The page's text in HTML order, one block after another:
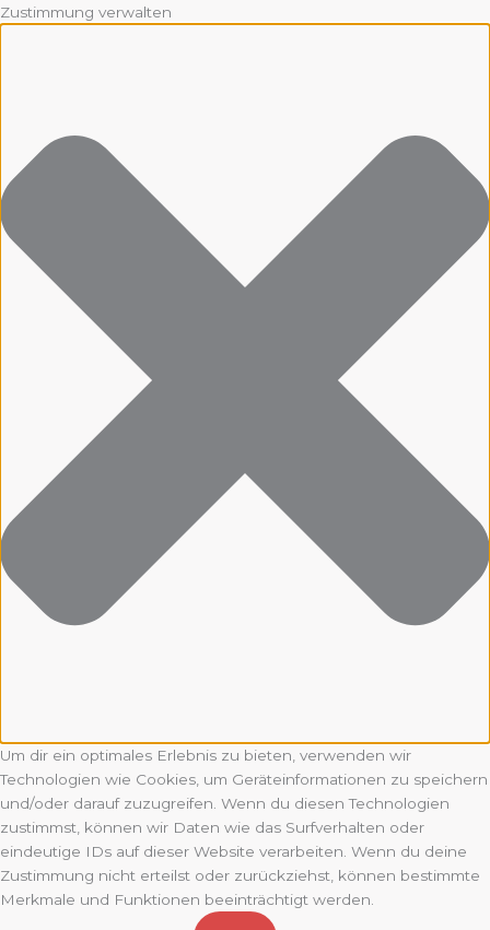
Zustimmung verwalten
Um dir ein optimales Erlebnis zu bieten, verwenden wir
Technologien wie Cookies, um Geräteinformationen zu speichern
und/oder darauf zuzugreifen. Wenn du diesen Technologien
zustimmst, können wir Daten wie das Surfverhalten oder
eindeutige IDs auf dieser Website verarbeiten. Wenn du deine
Zustimmung nicht erteilst oder zurückziehst, können bestimmte
Merkmale und Funktionen beeinträchtigt werden.